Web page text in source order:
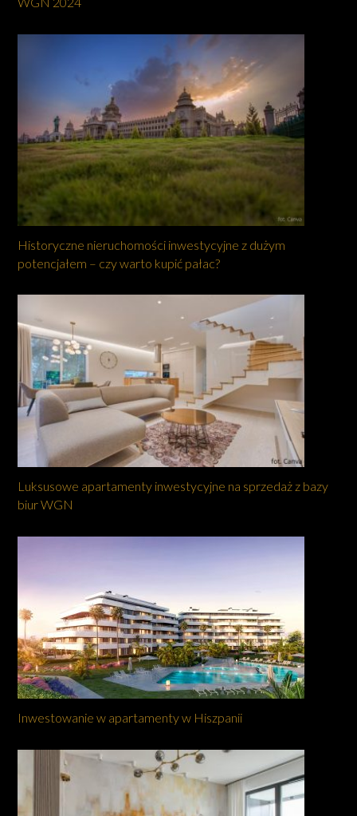
Historyczne nieruchomości inwestycyjne z dużym
potencjałem – czy warto kupić pałac?
Luksusowe apartamenty inwestycyjne na sprzedaż z bazy
biur WGN
Inwestowanie w apartamenty w Hiszpanii